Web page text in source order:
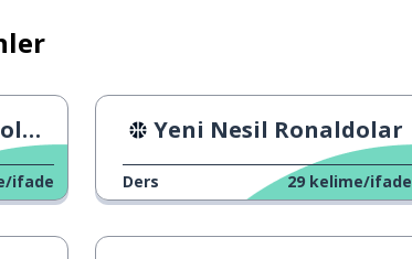
ifade
Yeni Nesil Ronaldolar
Ders 29 kelime/ifade